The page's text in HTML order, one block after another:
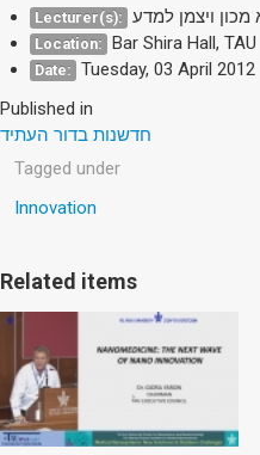
Lecturer(s): מכון ויצמן למדע
Location: Bar Shira Hall, TAU
Date: Tuesday, 03 April 2012
Published in
חדשנות בדור העתיד
Tagged under
Innovation
Related items